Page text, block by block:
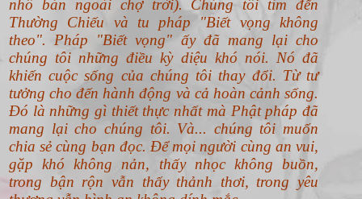
Người giúp tôi biết đến Phật pháp là người bạn
đời của tôi. Anh ngộ tâm từ "Bảy chỗ tìm tâm"
trong kinh Lăng Nghiêm, buông tất cả, chay
trường và chuyên tâm cho việc tham cứu và tu
học.
Chúng tôi tìm hiểu Phật pháp được rõ hơn là
nhờ vào những kinh luận mà Hòa thượng Thanh
Từ đã giảng (được quay thành những bản rô-
nhô bán ngoài chợ trời). Chúng tôi tìm đến